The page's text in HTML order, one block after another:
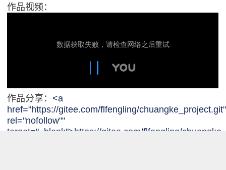
作品视频：
作品分享：<a
href="https://gitee.com/flfengling/chuangke_project.git"
rel="nofollow""
target="_blank">https://gitee.com/flfengling/